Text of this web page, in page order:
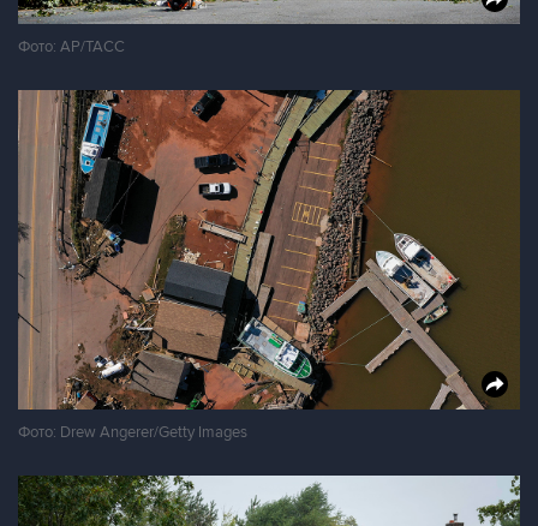
Фото: AP/ТАСС
Фото: Drew Angerer/Getty Images